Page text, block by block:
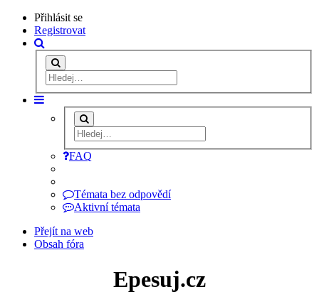
Přihlásit se
Registrovat
FAQ
Témata bez odpovědí
Aktivní témata
Přejít na web
Obsah fóra
Epesuj.cz